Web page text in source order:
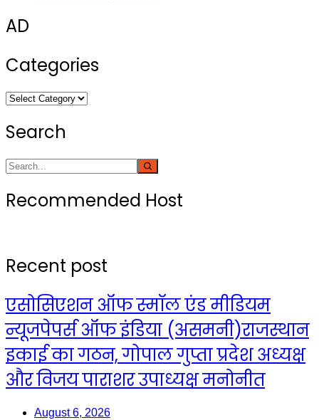
AD
Categories
Categories
Search
Recommended Host
Recent post
एसोसिएशन ऑफ स्मॉल एंड मीडियम
न्यूजपेपर्स ऑफ इंडिया (असमनी)राजस्थान
इकाई का गठन, गोपाल गुप्ता प्रदेश अध्यक्ष
और विजय पाराशर उपाध्यक्ष मनोनीत
August 6, 2026